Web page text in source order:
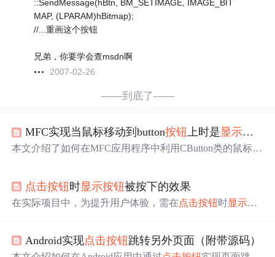
::SendMessage(hBtn, BM_SETIMAGE, IMAGE_BIT
MAP, (LPARAM)hBitmap);
//...重画这个按钮
兄弟，你要学会查msdn啊
2007-02-26
——到底了——
MFC实现当鼠标移动到button按钮上时是显示一张
本文介绍了如何在MFC应用程序中利用CButton类的鼠标事
重载OnMouseHover和OnMouseLeave等方法，结合位图资
源，实现了 按钮 状态的动态更新。
点击按钮时显示按钮被按下的效果
在实际项目中，为提升用户体验，需在点击按钮时显示其
编写MouseUp和MouseDown事件，并给出了示例代码。
Android实现点击按钮跳转另外页面（附带源码）